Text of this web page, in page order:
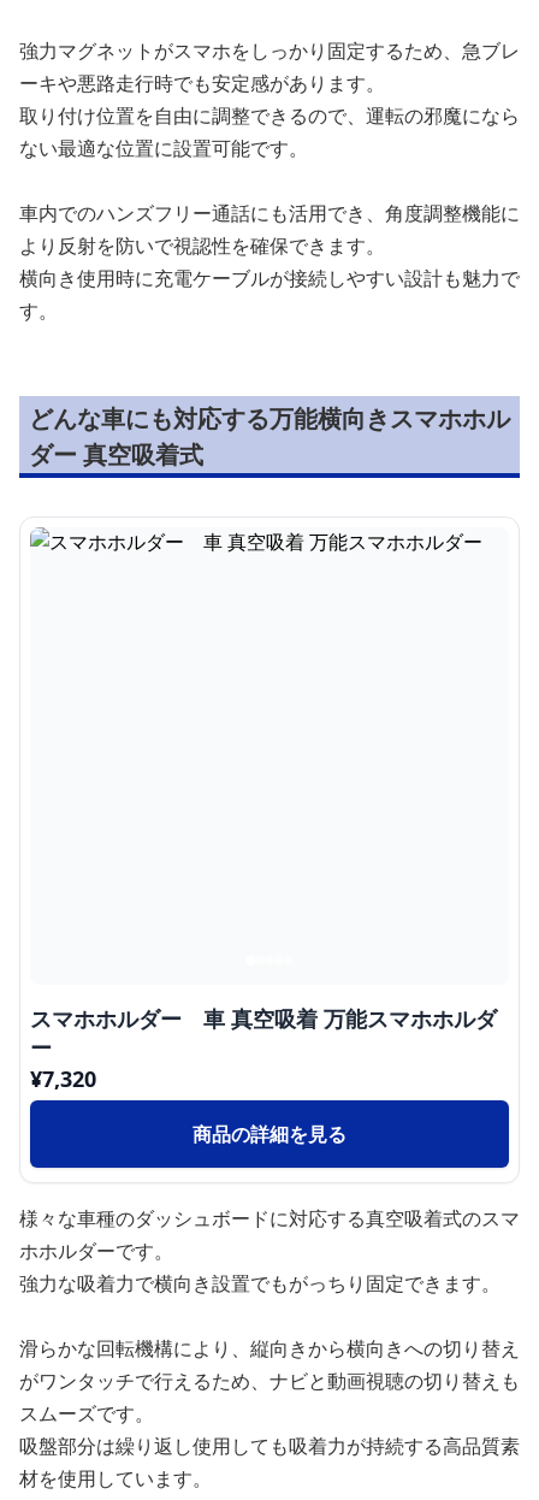
強力マグネットがスマホをしっかり固定するため、急ブレ
ーキや悪路走行時でも安定感があります。
取り付け位置を自由に調整できるので、運転の邪魔になら
ない最適な位置に設置可能です。
車内でのハンズフリー通話にも活用でき、角度調整機能に
より反射を防いで視認性を確保できます。
横向き使用時に充電ケーブルが接続しやすい設計も魅力で
す。
どんな車にも対応する万能横向きスマホホル
ダー 真空吸着式
スマホホルダー 車 真空吸着 万能スマホホルダ
ー
¥7,320
商品の詳細を見る
様々な車種のダッシュボードに対応する真空吸着式のスマ
ホホルダーです。
強力な吸着力で横向き設置でもがっちり固定できます。
滑らかな回転機構により、縦向きから横向きへの切り替え
がワンタッチで行えるため、ナビと動画視聴の切り替えも
スムーズです。
吸盤部分は繰り返し使用しても吸着力が持続する高品質素
材を使用しています。